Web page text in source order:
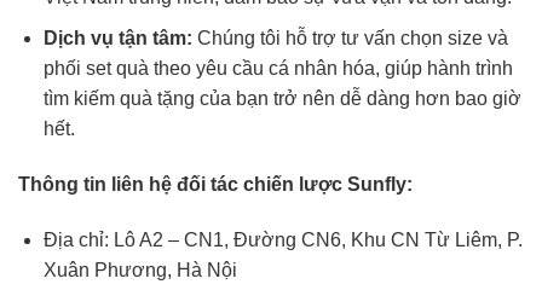
Dịch vụ tận tâm: Chúng tôi hỗ trợ tư vấn chọn size và
phối set quà theo yêu cầu cá nhân hóa, giúp hành trình
tìm kiếm quà tặng của bạn trở nên dễ dàng hơn bao giờ
hết.
Thông tin liên hệ đối tác chiến lược Sunfly:
Địa chỉ: Lô A2 – CN1, Đường CN6, Khu CN Từ Liêm, P.
Xuân Phương, Hà Nội